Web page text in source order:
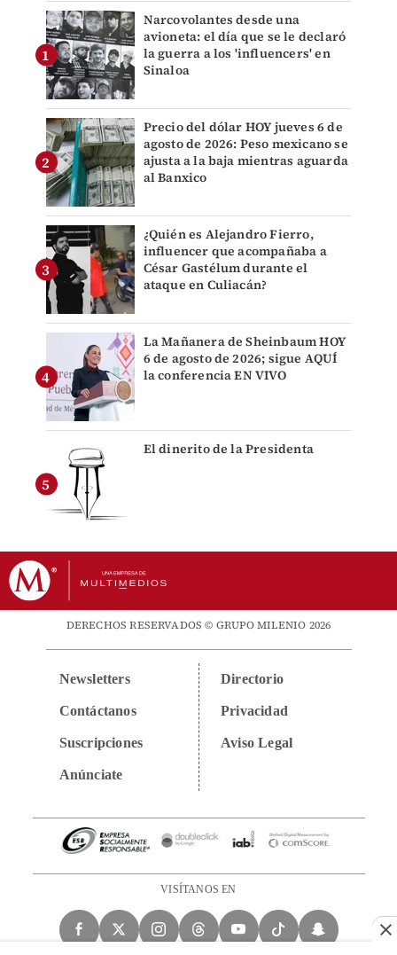
Narcovolantes desde una
avioneta: el día que se le declaró
la guerra a los 'influencers' en
Sinaloa
Precio del dólar HOY jueves 6 de
agosto de 2026: Peso mexicano se
ajusta a la baja mientras aguarda
al Banxico
¿Quién es Alejandro Fierro,
influencer que acompañaba a
César Gastélum durante el
ataque en Culiacán?
La Mañanera de Sheinbaum HOY
6 de agosto de 2026; sigue AQUÍ
la conferencia EN VIVO
El dinerito de la Presidenta
DERECHOS RESERVADOS © GRUPO MILENIO 2026
Newsletters
Contáctanos
Suscripciones
Anúnciate
Directorio
Privacidad
Aviso Legal
VISÍTANOS EN